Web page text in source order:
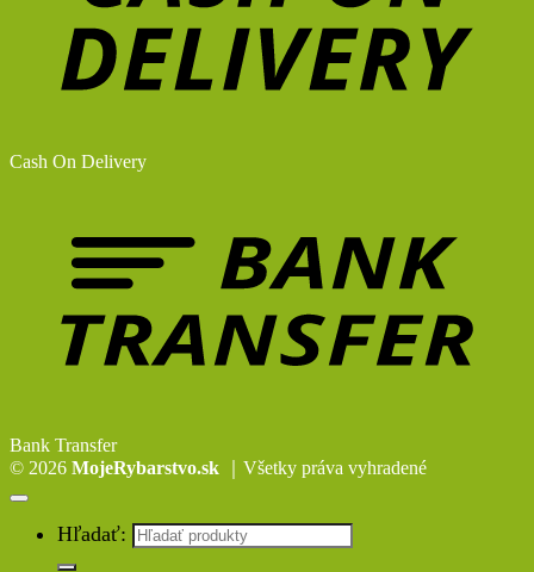
Cash On Delivery
Bank Transfer
© 2026 MojeRybarstvo.sk ｜Všetky práva vyhradené
Hľadať: